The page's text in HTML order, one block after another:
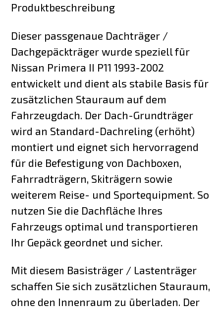
Produktbeschreibung
Dieser passgenaue Dachträger /
Dachgepäckträger wurde speziell für
Nissan Primera II P11 1993-2002
entwickelt und dient als stabile Basis für
zusätzlichen Stauraum auf dem
Fahrzeugdach. Der Dach-Grundträger
wird an Standard-Dachreling (erhöht)
montiert und eignet sich hervorragend
für die Befestigung von Dachboxen,
Fahrradträgern, Skiträgern sowie
weiterem Reise- und Sportequipment. So
nutzen Sie die Dachfläche Ihres
Fahrzeugs optimal und transportieren
Ihr Gepäck geordnet und sicher.
Mit diesem Basisträger / Lastenträger
schaffen Sie sich zusätzlichen Stauraum,
ohne den Innenraum zu überladen. Der